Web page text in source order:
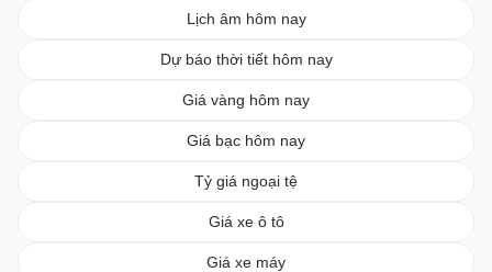
Lịch âm hôm nay
Dự báo thời tiết hôm nay
Giá vàng hôm nay
Giá bạc hôm nay
Tỷ giá ngoại tệ
Giá xe ô tô
Giá xe máy